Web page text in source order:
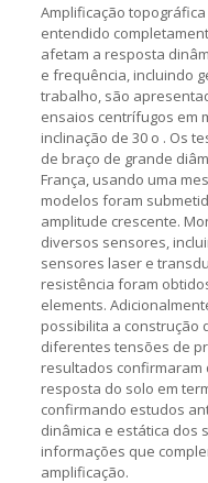
Amplificação
entendido
afetam a resposta
e frequência, incluindo
trabalho, são
ensaios centrífugos em
inclinação de 30 o . Os
de braço de grande
França, usando uma
modelos foram
amplitude crescente.
diversos sensores,
sensores laser e
resistência foram
elements.
possibilita a construção
diferentes tensões de
resultados confirmaram
resposta do solo em
confirmando estudos
dinâmica e estática dos
informações que
amplificação.